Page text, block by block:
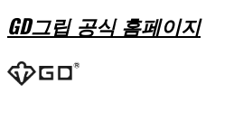
GD그립 공식 홈페이지